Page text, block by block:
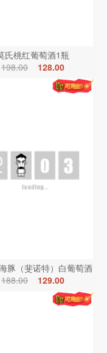
氏桃红葡萄酒1瓶
198.00
128.00
豚（斐诺特）白葡萄酒
188.00
129.00